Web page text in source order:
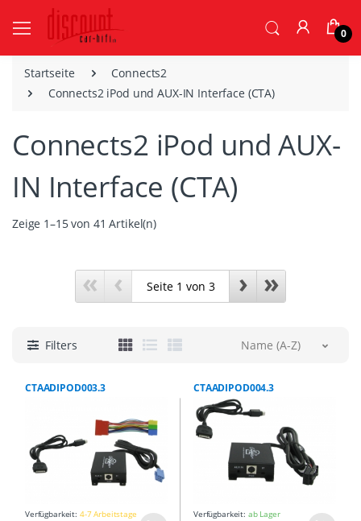
0
Startseite
Connects2
Connects2 iPod und AUX-IN Interface (CTA)
Connects2 iPod und AUX-
IN Interface (CTA)
Zeige 1–15 von 41 Artikel(n)
« ‹ › »
Filters Name (A-Z)
CTAADIPOD003.3
Verfügbarkeit: 4-7 Arbeitstage
CTAADIPOD004.3
Verfügbarkeit: ab Lager